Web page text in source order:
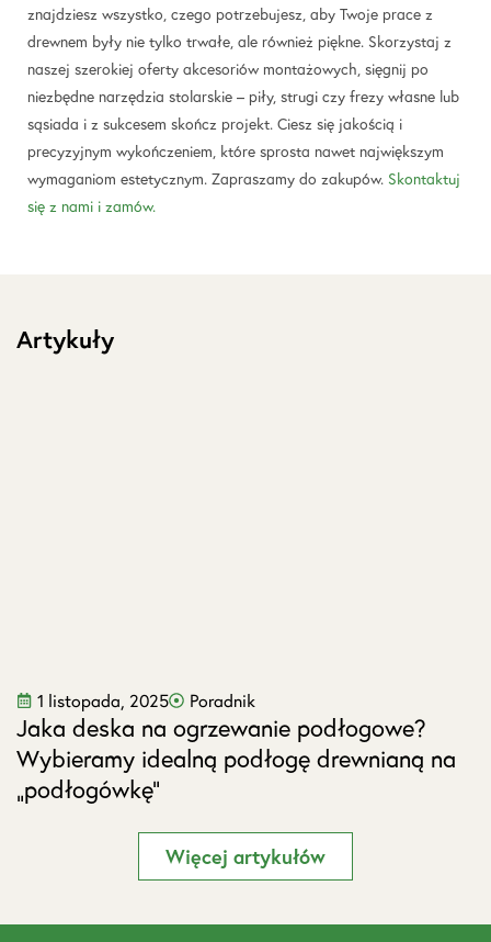
znajdziesz wszystko, czego potrzebujesz, aby Twoje prace z
drewnem były nie tylko trwałe, ale również piękne. Skorzystaj z
naszej szerokiej oferty akcesoriów montażowych, sięgnij po
niezbędne narzędzia stolarskie – piły, strugi czy frezy własne lub
sąsiada i z sukcesem skończ projekt. Ciesz się jakością i
precyzyjnym wykończeniem, które sprosta nawet największym
wymaganiom estetycznym. Zapraszamy do zakupów. Skontaktuj
się z nami i zamów.
Artykuły
1 listopada, 2025 Poradnik
Jaka deska na ogrzewanie podłogowe?
Wybieramy idealną podłogę drewnianą na
„podłogówkę”
Więcej artykułów